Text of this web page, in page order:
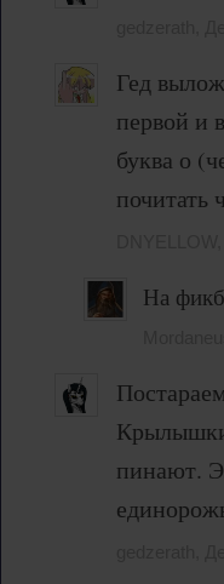
Гед
первой и
буква о
почитать
На
пинают.